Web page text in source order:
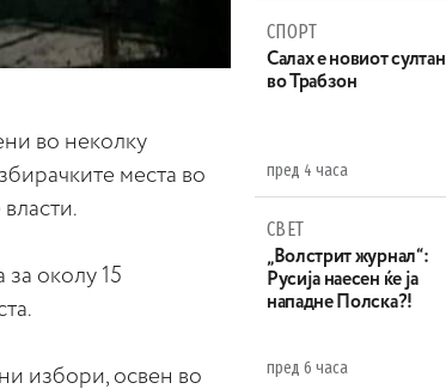
во неколку
места во
околу 15
избори, освен во
СПОРТ
Салах е новиот султан
во Трабзон
пред 4 часа
СВЕТ
„Волстрит журнал“:
Русија наесен ќе ја
нападне Полска?!
пред 6 часа